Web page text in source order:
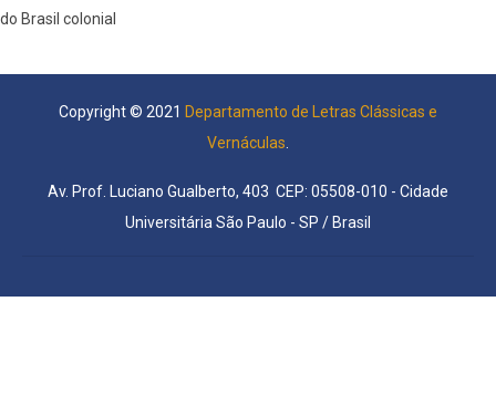
do Brasil colonial
Copyright © 2021 Departamento de Letras Clássicas e
Vernáculas
Av. Prof. Luciano Gualberto, 403 CEP: 05508-010 - Cidade
Universitária São Paulo - SP / Brasil